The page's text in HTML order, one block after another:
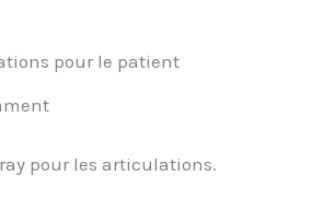
pour le patient
pour les articulations.